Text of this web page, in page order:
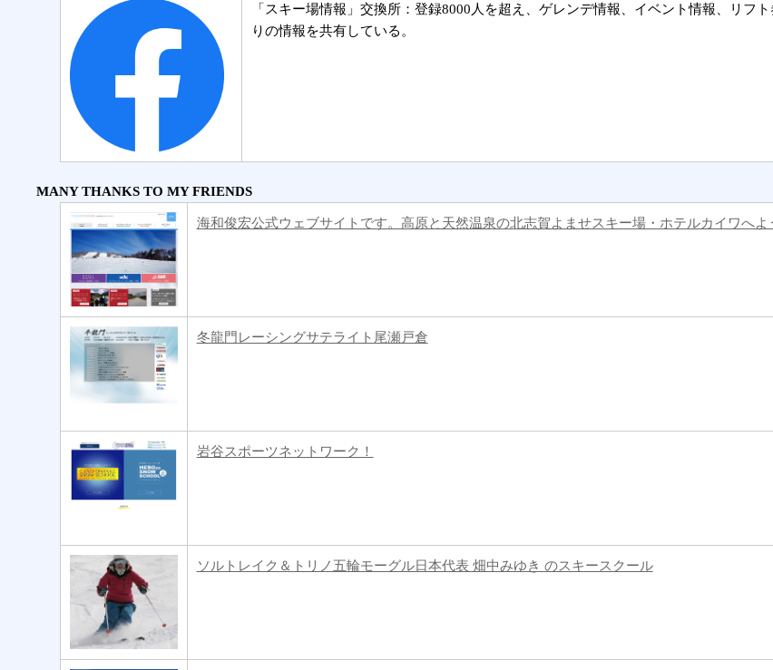
「スキー場情報」交換所：登録8000人を超え、ゲレンデ情報、イベント情報、リフ
りの情報を共有している。
MANY THANKS TO MY FRIENDS
海和俊宏公式ウェブサイトです。高原と天然温泉の北志賀よませスキー場・ホテルカイワへよ
冬龍門レーシングサテライト尾瀬戸倉
岩谷スポーツネットワーク！
ソルトレイク＆トリノ五輪モーグル日本代表 畑中みゆき のスキースクール